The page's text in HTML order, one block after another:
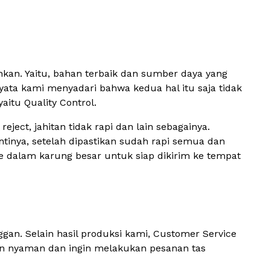
Yaitu, bahan terbaik dan sumber daya yang
kami menyadari bahwa kedua hal itu saja tidak
Quality Control.
jahitan tidak rapi dan lain sebagainya.
setelah dipastikan sudah rapi semua dan
dalam karung besar untuk siap dikirim ke tempat
Selain hasil produksi kami, Customer Service
nyaman dan ingin melakukan pesanan tas